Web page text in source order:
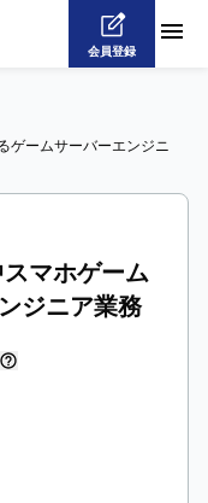
会員登録
ゲームサーバーエンジニ
スマホゲーム
ジニア業務